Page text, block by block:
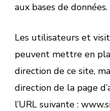
aux bases de données.
Les utilisateurs et
peuvent mettre en
direction de ce site,
direction de la page
l’URL suivante :